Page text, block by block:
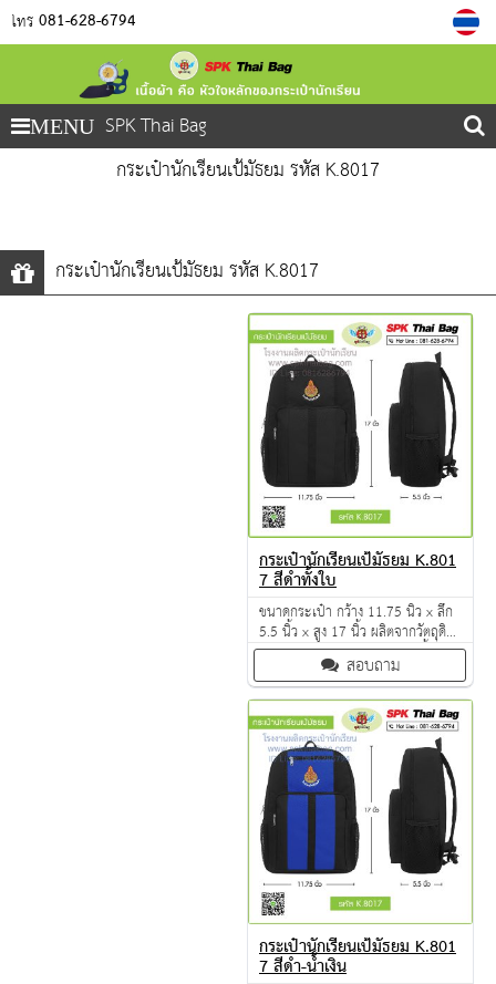
โทร 081-628-6794
MENU SPK Thai Bag
กระเป๋านักเรียนเป้มัธยม รหัส K.8017
กระเป๋านักเรียนเป้มัธยม รหัส K.8017
กระเป๋านักเรียนเป้มัธยม K.801
7 สีดำทั้งใบ
ขนาดกระเป๋า กว้าง 11.75 นิ้ว x ลึก
5.5 นิ้ว x สูง 17 นิ้ว ผลิตจากวัตถุดิบ
เกรด A ฝีมือการเย็บดี ดูแลทุกขั้นตอน
QC งาน 100% จำนวนผลิตขั้นต่ำ 30
ใบ มีหลายสีให้เลือก
สอบถาม
กระเป๋านักเรียนเป้มัธยม K.801
7 สีดำ-น้ำเงิน